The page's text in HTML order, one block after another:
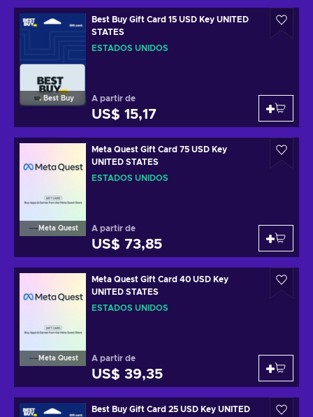
Best Buy
Best Buy Gift Card 15 USD Key UNITED
STATES
ESTADOS UNIDOS
A partir de
US$ 15,17
Meta Quest
Meta Quest Gift Card 75 USD Key
UNITED STATES
ESTADOS UNIDOS
A partir de
US$ 73,85
Meta Quest
Meta Quest Gift Card 40 USD Key
UNITED STATES
ESTADOS UNIDOS
A partir de
US$ 39,35
Best Buy Gift Card 25 USD Key UNITED